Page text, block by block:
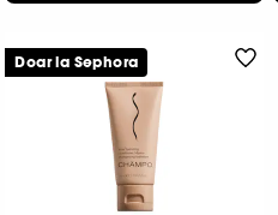
Doar la Sephora